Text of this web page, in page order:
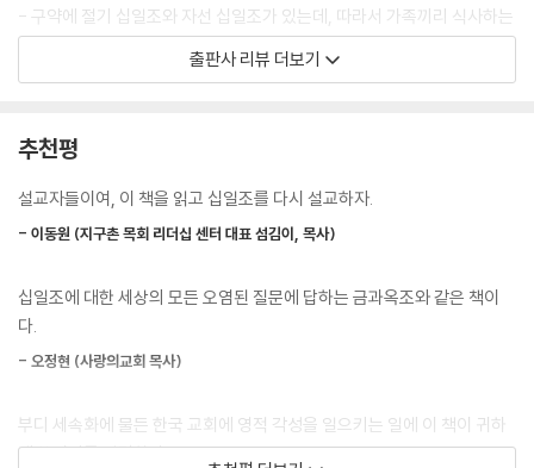
따라서 필자는 레위기의 십일조 본문이 매우 간략함에도 십일조 정신의 축
약판이라고 부르는 것이다. 이렇게 본다면 레위기의 십일조 본문은 거룩한
삶의 방식으로 우리를 초대하고 있기에 십일조의 복음이라 할 수 있다. 동
일조의 율법으로 볼 수 있다.
예수님께서 죽으시고 부활하심으로 자기 백성들을 하나님의 자녀가 되게
자녀들을 몸의 지체로 삼아 거룩한 새로운 성전을 지금도 지어 가시며, 하
나님 나라를 확장하고 계신 것이다. 따라서 우리 역시 느헤미야처럼 교회
를 회복시키고 예배를 부흥시키며, 다음 세대를 교육하고, 열방을 복음화
하는 일에 최선을 다해야 한다.
십일조 본문은 단순히 얼마만큼의 액수를 드릴 것인가의 문제를 다루는 것
- 구약에 절기 십일조와 자선 십일조가 있는데, 따라서 가족끼리 식사하는
비용으로나 자선 비용으로 십일조를 써도 된다.
안타까움을 느꼈다. 무엇보다 십일조에 관련된 논문이나 저서가 거의 없다
는 현실에, 성경의 모든 십일조 본문을 깊이 있게 연구할 필요성을 절감했
다. 이런 문제의식과 신학자로서의 사명감을 담아, 십일조를 바르게 주해
하고 성경적으로 안내하고자 이 책을 집필했다.
왜 지금, 십일조인가?
헌금과 드림에 대한 신앙적 기준이 무너진 시대, 이 책은 십일조를 단지 교
순종의 여정으로 이끈다. 구약과 신약을 아우르는 성경 전체의 십일조 본
문 주해, 신학적 통찰과 실천적 적용, 그리고 현대 그리스도인이 마주하는
출판사 리뷰 더보기
추천평
설교자들이여, 이 책을 읽고 십일조를 다시 설교하자.
- 이동원 (지구촌 목회 리더십 센터 대표 섬김이, 목사)
십일조에 대한 세상의 모든 오염된 질문에 답하는 금과옥조와 같은 책이
다.
- 오정현 (사랑의교회 목사)
부디 세속화에 물든 한국 교회에 영적 각성을 일으키는 일에 이 책이 귀하
게 쓰이기를 갈망한다.